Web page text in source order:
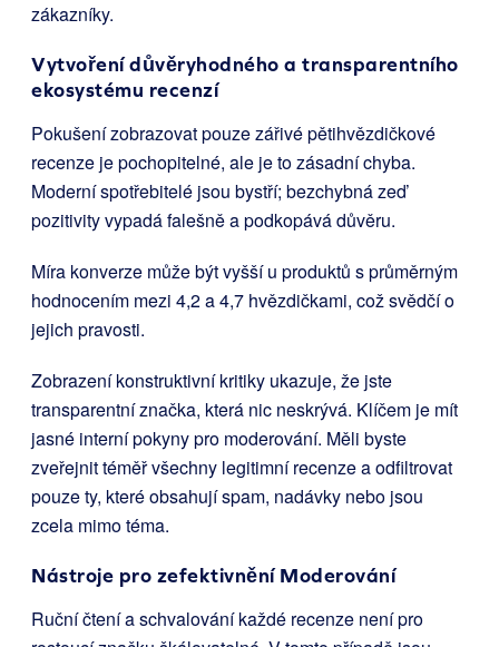
zákazníky.
Vytvoření důvěryhodného a transparentního
ekosystému recenzí
Pokušení zobrazovat pouze zářivé pětihvězdičkové
recenze je pochopitelné, ale je to zásadní chyba.
Moderní spotřebitelé jsou bystří; bezchybná zeď
pozitivity vypadá falešně a podkopává důvěru.
Míra konverze může být vyšší u produktů s průměrným
hodnocením mezi 4,2 a 4,7 hvězdičkami, což svědčí o
jejich pravosti.
Zobrazení konstruktivní kritiky ukazuje, že jste
transparentní značka, která nic neskrývá. Klíčem je mít
jasné interní pokyny pro moderování. Měli byste
zveřejnit téměř všechny legitimní recenze a odfiltrovat
pouze ty, které obsahují spam, nadávky nebo jsou
zcela mimo téma.
Nástroje pro zefektivnění Moderování
Ruční čtení a schvalování každé recenze není pro